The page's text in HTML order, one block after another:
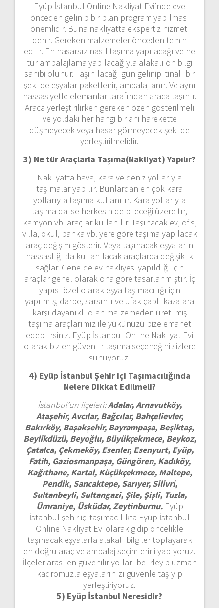
Eyüp İstanbul Online Nakliyat Evi’nde eve
önceden gelinip bir plan program yapılması
önemlidir. Buna nakliyatta ekspertiz hizmeti
denir. Gereken malzemeler önceden temin
edilir. En hasarsız nasıl taşıma yapılacağı ve ne
tür ambalajlama yapılacağıyla alakalı ön bilgi
sahibi olunur. Taşınılacağı gün gelinip itinalı bir
şekilde eşyalar paketlenir, ambalajlanır. Ve aynı
hassasiyetle elemanlar tarafından araca taşınır.
Araca yerleştirilirken gereken özen gösterilmeli
ve yoldaki her hangi bir ani harekette
düşmeyecek veya hasar görmeyecek şekilde
yerleştirilmelidir.
3) Ne tür Araçlarla Taşıma(Nakliyat) Yapılır?
Nakliyatta hava, kara ve deniz yollarıyla
taşımalar yapılır. Bunlardan en çok kara
yollarıyla taşıma kullanılır. Kara yollarıyla
taşıma da ise herkesin de bileceği üzere tır,
kamyon vb. araçlar kullanılır. Taşınacak ev, ofis,
villa, okul, banka vb. yere göre taşıma yapılacak
araç değişim gösterir. Veya taşınacak eşyaların
hassaslığı da kullanılacak araçlarda değişiklik
sağlar. Genelde ev nakliyesi yapıldığı için
araçlar genel olarak ona göre tasarlanmıştır. İç
yapısı özel olarak eşya taşımacılığı için
yapılmış, darbe, sarsıntı ve ufak çaplı kazalara
karşı dayanıklı olan malzemeden üretilmiş
taşıma araçlarımız ile yükünüzü bize emanet
edebilirsiniz. Eyüp İstanbul Online Nakliyat Evi
olarak biz en güvenilir taşıma seçeneğini sizlere
sunuyoruz.
4) Eyüp İstanbul Şehir içi Taşımacılığında
Nelere Dikkat Edilmeli?
İstanbul’un ilçeleri:Adalar, Arnavutköy,
Ataşehir, Avcılar, Bağcılar, Bahçelievler,
Bakırköy, Başakşehir, Bayrampaşa, Beşiktaş,
Beylikdüzü, Beyoğlu, Büyükçekmece, Beykoz,
Çatalca, Çekmeköy, Esenler, Esenyurt, Eyüp,
Fatih, Gaziosmanpaşa, Güngören, Kadıköy,
Kağıthane, Kartal, Küçükçekmece, Maltepe,
Pendik, Sancaktepe, Sarıyer, Silivri,
Sultanbeyli, Sultangazi, Şile, Şişli, Tuzla,
Ümraniye, Üsküdar, Zeytinburnu. Eyüp
İstanbul şehir içi taşımacılıkta Eyüp İstanbul
Online Nakliyat Evi olarak gidip öncelikle
taşınacak eşyalarla alakalı bilgiler toplayarak
en doğru araç ve ambalaj seçimlerini yapıyoruz.
İlçeler arası en güvenilir yolları belirleyip uzman
kadromuzla eşyalarınızı güvenle taşıyıp
yerleştiriyoruz.
5) Eyüp İstanbul Neresidir?